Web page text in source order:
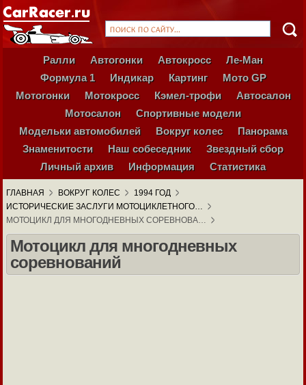
Ралли Автогонки Автокросс
Ле-Ман
Формула 1
Индикар Картинг
Мото GP
Мотогонки
Мотокросс Кэмел-трофи
Автосалон
Мотосалон
Спортивные модели
Модельки автомобилей
Вокруг колес
Панорама
Знаменитости
Наш собеседник
Звездный сбор
Личный архив
Информация Статистика
ГЛАВНАЯ ВОКРУГ КОЛЕС
1994 ГОД
ИСТОРИЧЕСКИЕ ЗАСЛУГИ МОТОЦИКЛЕТНОГО…
МОТОЦИКЛ ДЛЯ МНОГОДНЕВНЫХ СОРЕВНОВА…
Мотоцикл для многодневных
соревнований